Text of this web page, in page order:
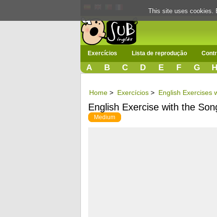
Exercícios Lista de reprodução
A B C D E F G H
Home > Exercícios > English Exercises
English Exercise with the
Medium
This site uses cookies.